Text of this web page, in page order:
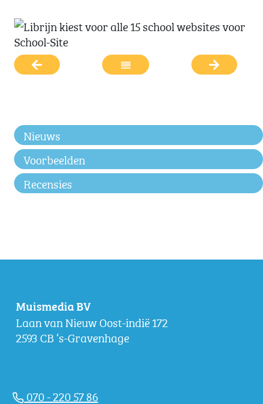
Nieuws
Voorbeelden
Recensies
Muismedia BV
Laan van Nieuw Oost-indië 172
2593 CB ‘s-Gravenhage
070 - 220 57 86